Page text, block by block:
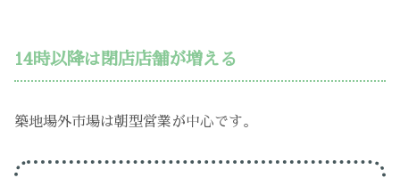
14時以降は閉店店舗が増える
築地場外市場は朝型営業が中心です。